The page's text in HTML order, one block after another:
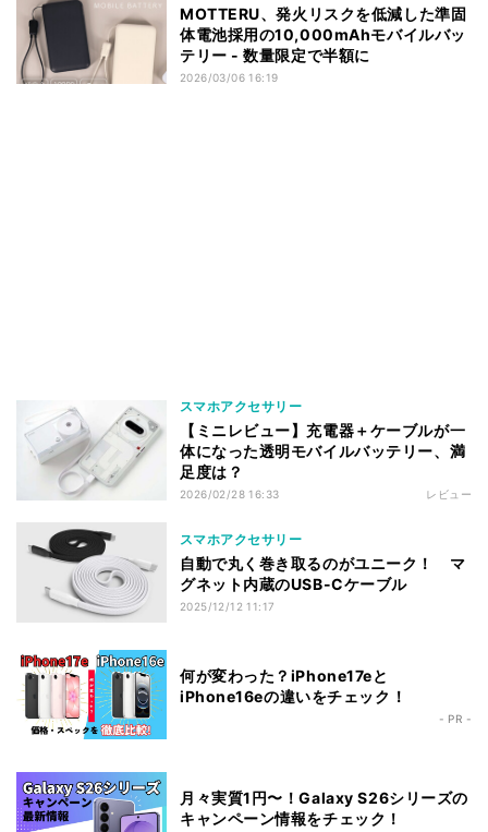
MOTTERU、発火リスクを低減した準固
体電池採用の10,000mAhモバイルバッ
テリー - 数量限定で半額に
2026/03/06 16:19
スマホアクセサリー
【ミニレビュー】充電器＋ケーブルが一
体になった透明モバイルバッテリー、満
足度は？
2026/02/28 16:33 レビュー
スマホアクセサリー
自動で丸く巻き取るのがユニーク！ マ
グネット内蔵のUSB-Cケーブル
2025/12/12 11:17
何が変わった？iPhone17eと
iPhone16eの違いをチェック！
- PR -
月々実質1円〜！Galaxy S26シリーズの
キャンペーン情報をチェック！